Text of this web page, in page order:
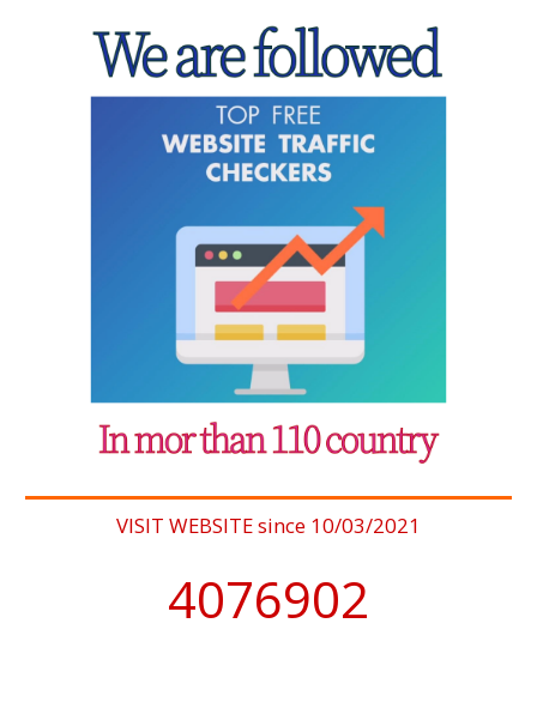
VISIT WEBSITE since 10/03/2021
4076902